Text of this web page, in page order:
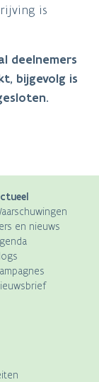
is
deelnemers
bijgevolg is
en nieuws